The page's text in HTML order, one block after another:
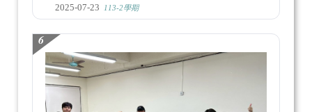
2025-07-23 113-2學期
6